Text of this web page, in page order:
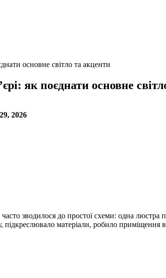
основне світло та акценти
як поєднати основне
2026
часто зводилося до простої схеми: одна
підкреслювало матеріали, робило